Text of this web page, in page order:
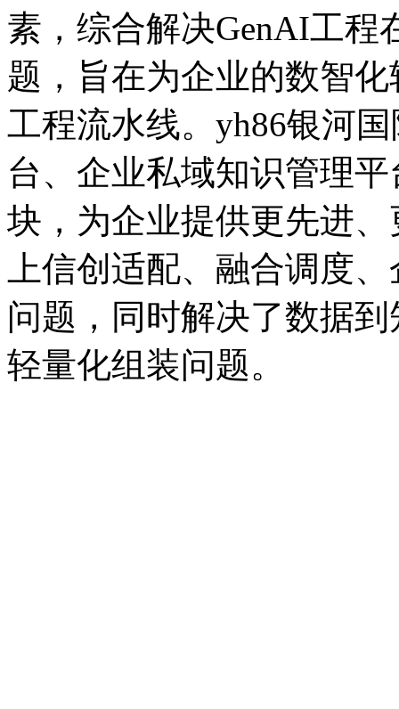
素，综合解决GenAI工程在
题，旨在为企业的数
工程流水线。yh86银河
台、企业私域知识管理
块，为企业提供更先进
上信创适配、融合调度
问题，同时解决了数
轻量化组装问题。